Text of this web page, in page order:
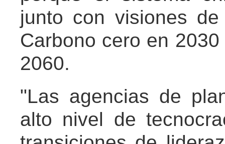
junto con visiones
Carbono cero en
2060.
"Las agencias de
alto nivel de